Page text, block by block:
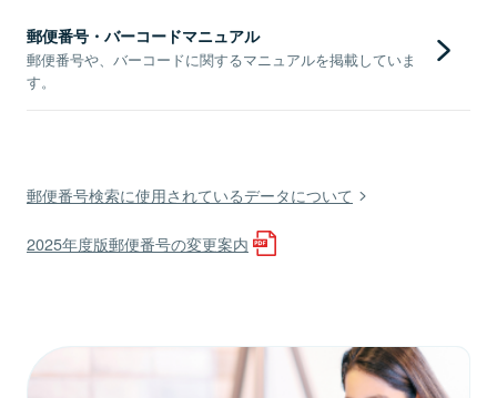
郵便番号・バーコードマニュアル
郵便番号や、バーコードに関するマニュアルを掲載していま
す。
郵便番号検索に使用されているデータについて
2025年度版郵便番号の変更案内